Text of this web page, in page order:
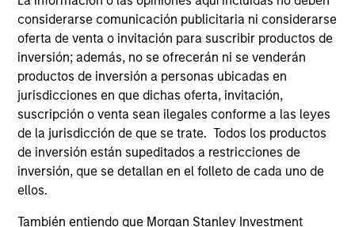
considerarse comunicación publicitaria ni considerarse
oferta de venta o invitación para suscribir productos de
inversión; además, no se ofrecerán ni se venderán
productos de inversión a personas ubicadas en
jurisdicciones en que dichas oferta, invitación,
suscripción o venta sean ilegales conforme a las leyes
de la jurisdicción de que se trate. Todos los productos
de inversión están supeditados a restricciones de
inversión, que se detallan en el folleto de cada uno de
ellos.
También entiendo que Morgan Stanley Investment
ARTÍCULOS RELACIONADOS